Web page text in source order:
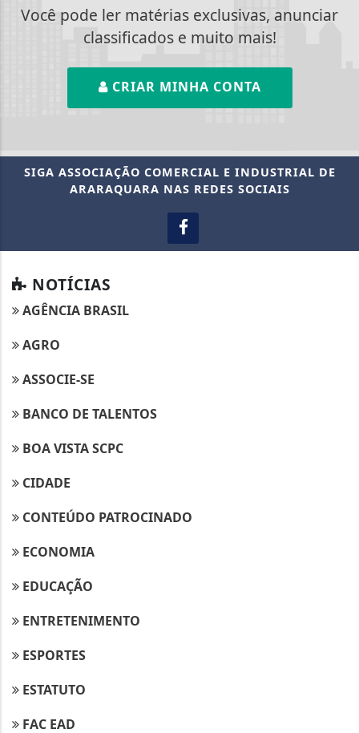
Você pode ler matérias exclusivas, anunciar
classificados e muito mais!
CRIAR MINHA CONTA
SIGA ASSOCIAÇÃO COMERCIAL E INDUSTRIAL DE
ARARAQUARA NAS REDES SOCIAIS
NOTÍCIAS
AGÊNCIA BRASIL
AGRO
ASSOCIE-SE
BANCO DE TALENTOS
BOA VISTA SCPC
CIDADE
CONTEÚDO PATROCINADO
ECONOMIA
EDUCAÇÃO
ENTRETENIMENTO
ESPORTES
ESTATUTO
FAC EAD